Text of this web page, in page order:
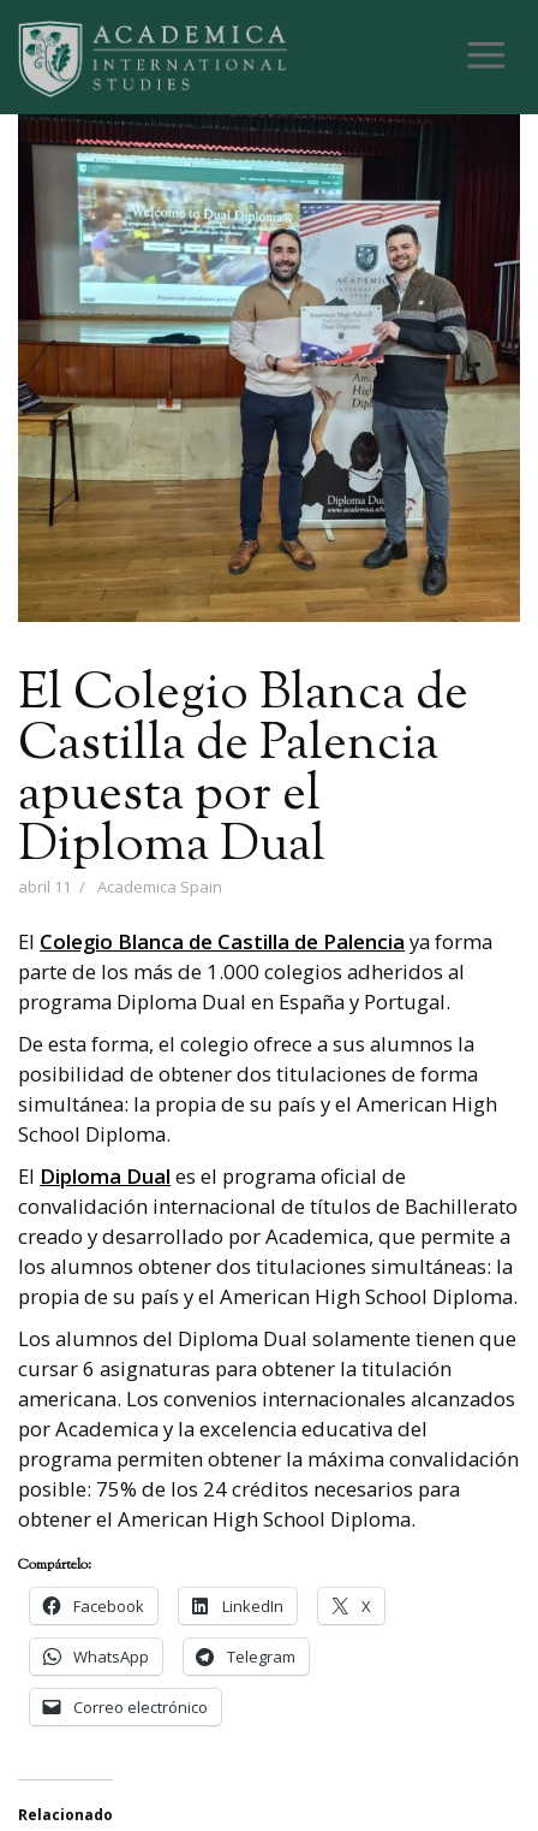
El Colegio Blanca de
Castilla de Palencia
apuesta por el
Diploma Dual
abril 11 Academica Spain
El Colegio Blanca de Castilla de Palencia ya forma
parte de los más de 1.000 colegios adheridos al
programa Diploma Dual en España y Portugal.
De esta forma, el colegio ofrece a sus alumnos la
posibilidad de obtener dos titulaciones de forma
simultánea: la propia de su país y el American High
School Diploma.
El Diploma Dual es el programa oficial de
convalidación internacional de títulos de Bachillerato
creado y desarrollado por Academica, que permite a
los alumnos obtener dos titulaciones simultáneas: la
propia de su país y el American High School Diploma.
Los alumnos del Diploma Dual solamente tienen que
cursar 6 asignaturas para obtener la titulación
americana. Los convenios internacionales alcanzados
por Academica y la excelencia educativa del
programa permiten obtener la máxima convalidación
posible: 75% de los 24 créditos necesarios para
obtener el American High School Diploma.
Compártelo:
Facebook
LinkedIn X
WhatsApp Telegram
Correo electrónico
Relacionado